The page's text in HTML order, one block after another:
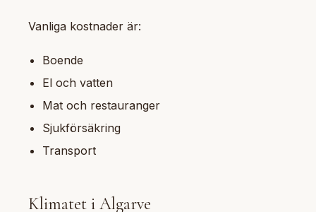
Vanliga kostnader är:
Boende
El och vatten
Mat och restauranger
Sjukförsäkring
Transport
Klimatet i Algarve